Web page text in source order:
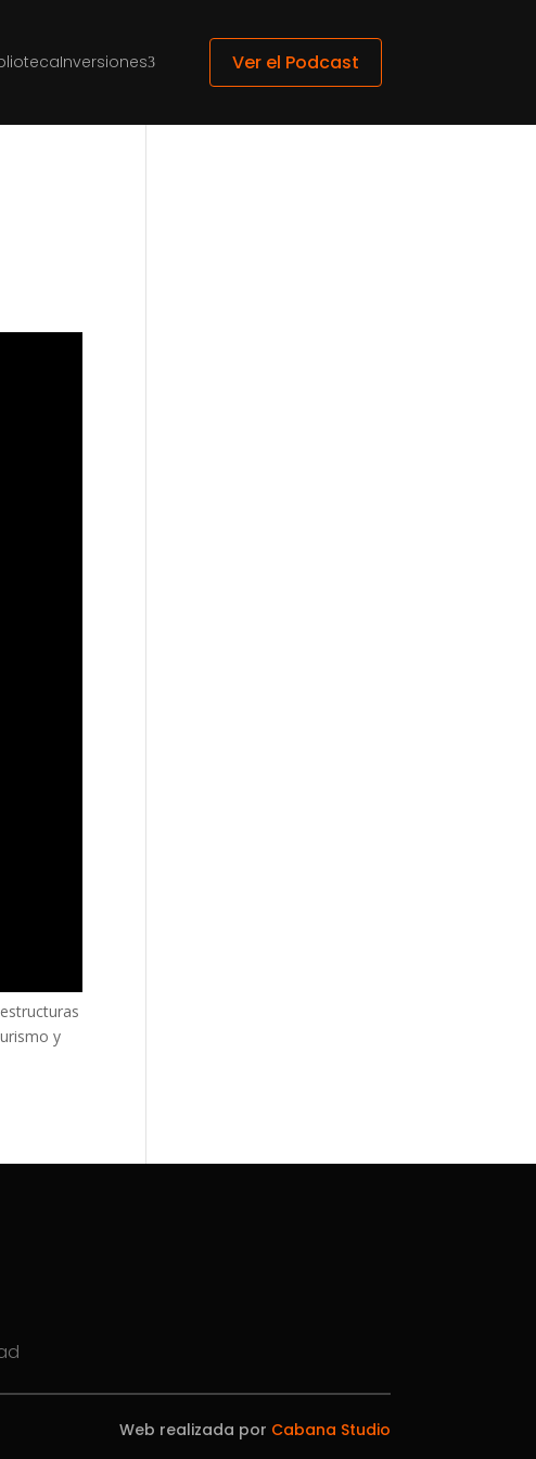
Inversiones3 Ver el Podcast
y
Web realizada por Cabana Studio